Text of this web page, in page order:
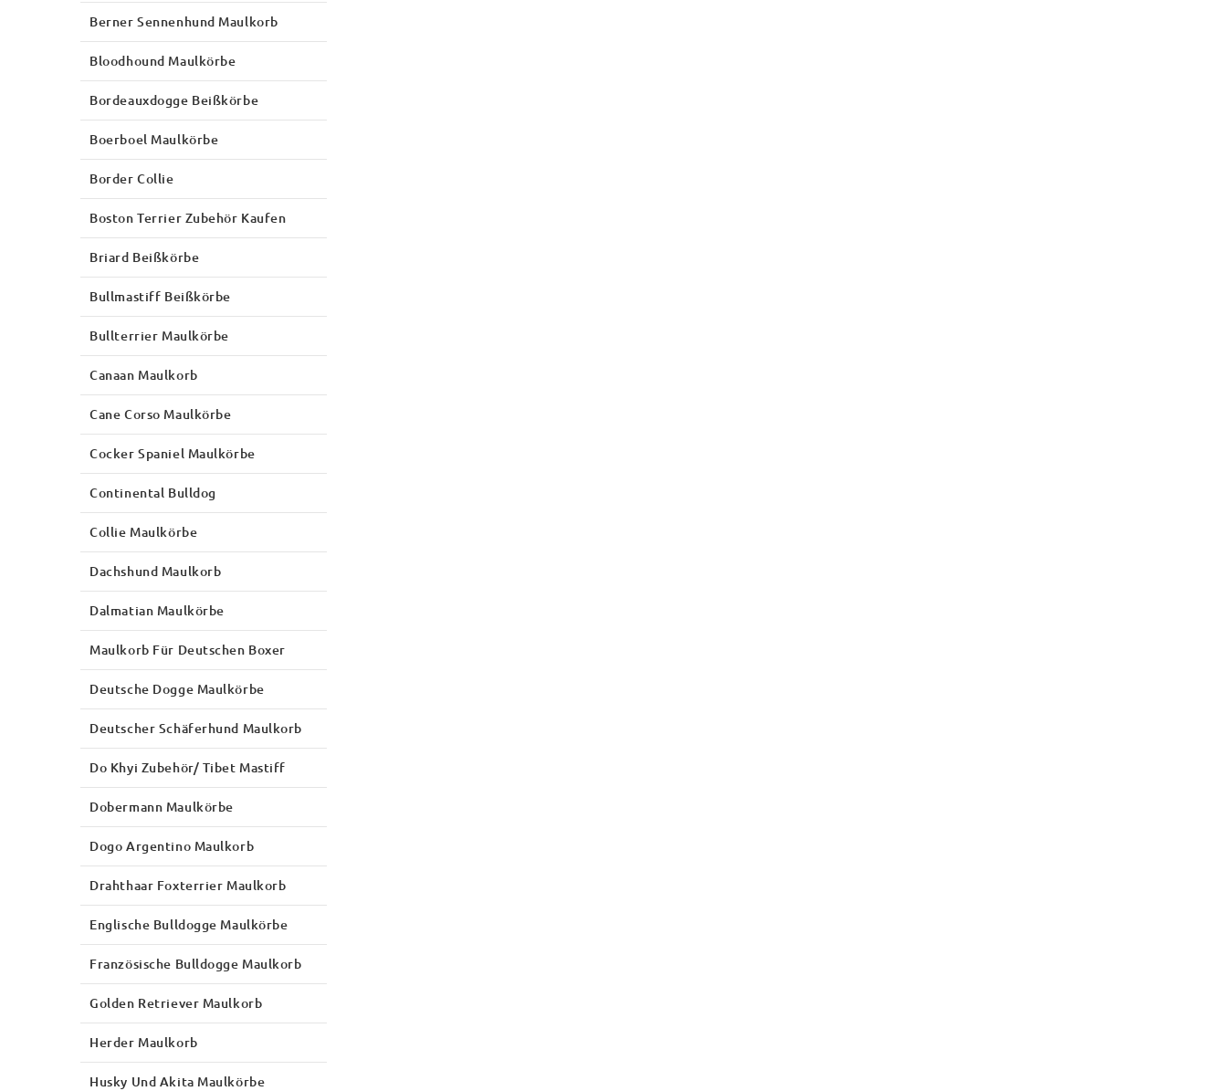
Berner Sennenhund Maulkorb
Bloodhound Maulkörbe
Bordeauxdogge Beißkörbe
Boerboel Maulkörbe
Border Collie
Boston Terrier Zubehör Kaufen
Briard Beißkörbe
Bullmastiff Beißkörbe
Bullterrier Maulkörbe
Canaan Maulkorb
Cane Corso Maulkörbe
Cocker Spaniel Maulkörbe
Continental Bulldog
Collie Maulkörbe
Dachshund Maulkorb
Dalmatian Maulkörbe
Maulkorb Für Deutschen Boxer
Deutsche Dogge Maulkörbe
Deutscher Schäferhund Maulkorb
Do Khyi Zubehör/ Tibet Mastiff
Dobermann Maulkörbe
Dogo Argentino Maulkorb
Drahthaar Foxterrier Maulkorb
Englische Bulldogge Maulkörbe
Französische Bulldogge Maulkorb
Golden Retriever Maulkorb
Herder Maulkorb
Husky Und Akita Maulkörbe